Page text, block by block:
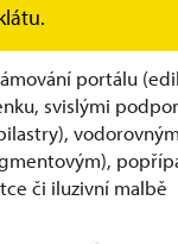
portálu
svislými
či iluzivní malbě